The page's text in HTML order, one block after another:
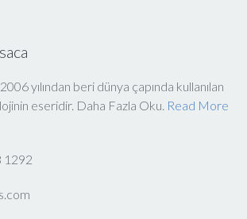
yılından beri dünya çapında kullanılan
eseridir. Daha Fazla Oku. Read More
1292